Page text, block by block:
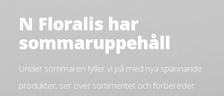
N Floralis har
sommaruppehåll
Under sommaren fyller vi på med nya spännande
produkter, ser över sortimentet och förbereder